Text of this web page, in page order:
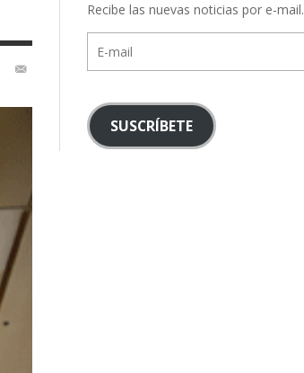
Recibe las nuevas noticias por e-mail.
mail
SUSCRÍBETE